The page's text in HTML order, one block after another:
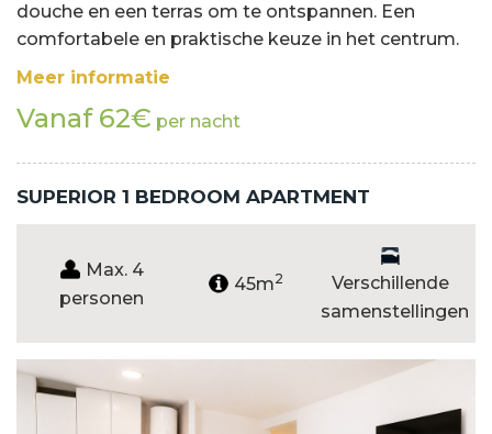
douche en een terras om te ontspannen. Een
comfortabele en praktische keuze in het centrum.
Meer informatie
Vanaf 62€ per nacht
SUPERIOR 1 BEDROOM APARTMENT
Max. 4
personen
45m2
Verschillende
samenstellingen